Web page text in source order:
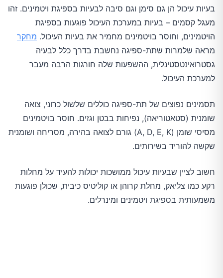
בעיות עיכול הן גם סימן וגם סיבה לבעיות בספיגת ויטמינים. זהו
מעגל קסמים – בעיות במערכת העיכול פוגעות בספיגת
הויטמינים, וחוסר בויטמינים מחמיר את בעיות העיכול. מחקר
מראה שלמרות שתת-ספיגה נחשבת בדרך כלל לבעיה
גסטרואינטסטינלית, ההשפעות שלה חורגות הרבה מעבר
למערכת העיכול.
תסמינים נפוצים של תת-ספיגה כוללים שלשול כרוני, צואה
שומנית (סטאטוריאה), נפיחות בבטן וגזים. חוסר בויטמינים
מסיסי שומן (A, D, E, K) גורם לצואה בהירה, מסריחה ושומנית
שקשה להוריד בשירותים.
חשוב לציין שבעיות עיכול ממושכות יכולות להעיד על מחלות
רקע כמו צליאק, מחלת קרוהן או קוליטיס כיבית, שכולן פוגעות
משמעותית בספיגת ויטמינים ומינרלים.